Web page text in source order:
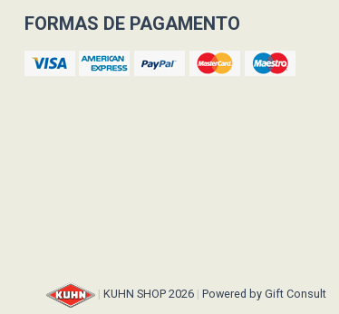
FORMAS DE PAGAMENTO